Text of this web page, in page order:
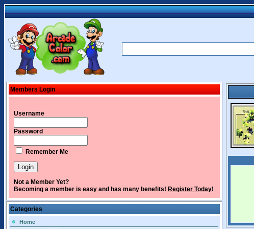
Members Login
Username
Password
Remember Me
Not a Member Yet?
Becoming a member is easy and has many benefits! Register Today!
Categories
Home